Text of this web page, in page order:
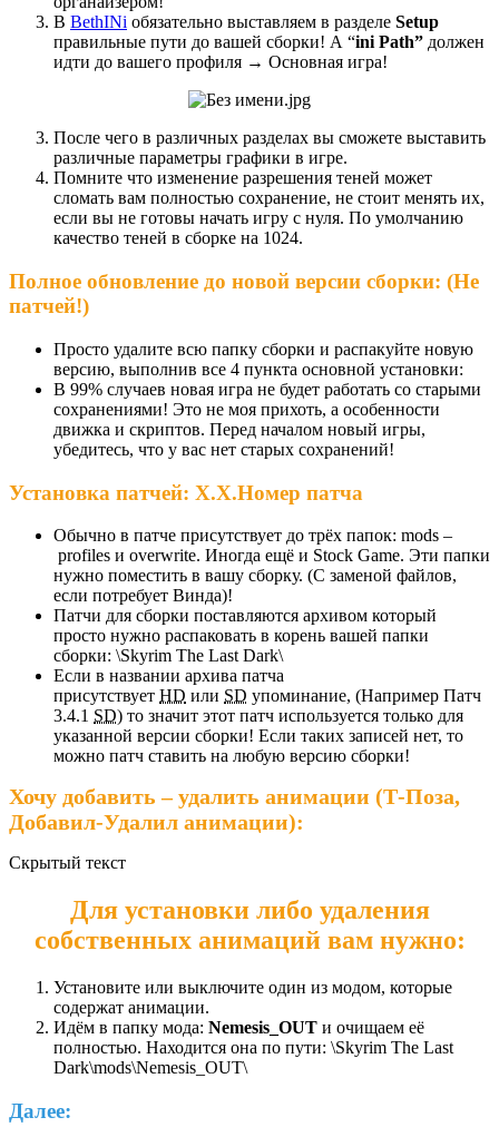
В BethINi обязательно выставляем в разделе Setup
правильные пути до вашей сборки! А “ini Path” должен
идти до вашего профиля → Основная игра!
После чего в различных разделах вы сможете выставить
различные параметры графики в игре.
Помните что изменение разрешения теней может
сломать вам полностью сохранение, не стоит менять их,
если вы не готовы начать игру с нуля. По умолчанию
качество теней в сборке на 1024.
Полное обновление до новой версии сборки: (Не
патчей!)
Просто удалите всю папку сборки и распакуйте новую
версию, выполнив все 4 пункта основной установки:
В 99% случаев новая игра не будет работать со старыми
сохранениями! Это не моя прихоть, а особенности
движка и скриптов. Перед началом новый игры,
убедитесь, что у вас нет старых сохранений!
Установка патчей: X.X.Номер патча
Обычно в патче присутствует до трёх папок: mods –
profiles и overwrite. Иногда ещё и Stock Game. Эти папки
нужно поместить в вашу сборку. (С заменой файлов,
если потребует Винда)!
Патчи для сборки поставляются архивом который
просто нужно распаковать в корень вашей папки
сборки: \Skyrim The Last Dark\
Если в названии архива патча
присутствует HD или SD упоминание, (Например Патч
3.4.1 SD) то значит этот патч используется только для
указанной версии сборки! Если таких записей нет, то
можно патч ставить на любую версию сборки!
Хочу добавить – удалить анимации (Т-Поза,
Добавил-Удалил анимации):
Скрытый текст
Для установки либо удаления
собственных анимаций вам нужно:
Установите или выключите один из модом, которые
содержат анимации.
Идём в папку мода: Nemesis_OUT и очищаем её
полностью. Находится она по пути: \Skyrim The Last
Dark\mods\Nemesis_OUT\
Далее: